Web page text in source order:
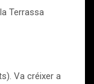
Terrassa
Va créixer a